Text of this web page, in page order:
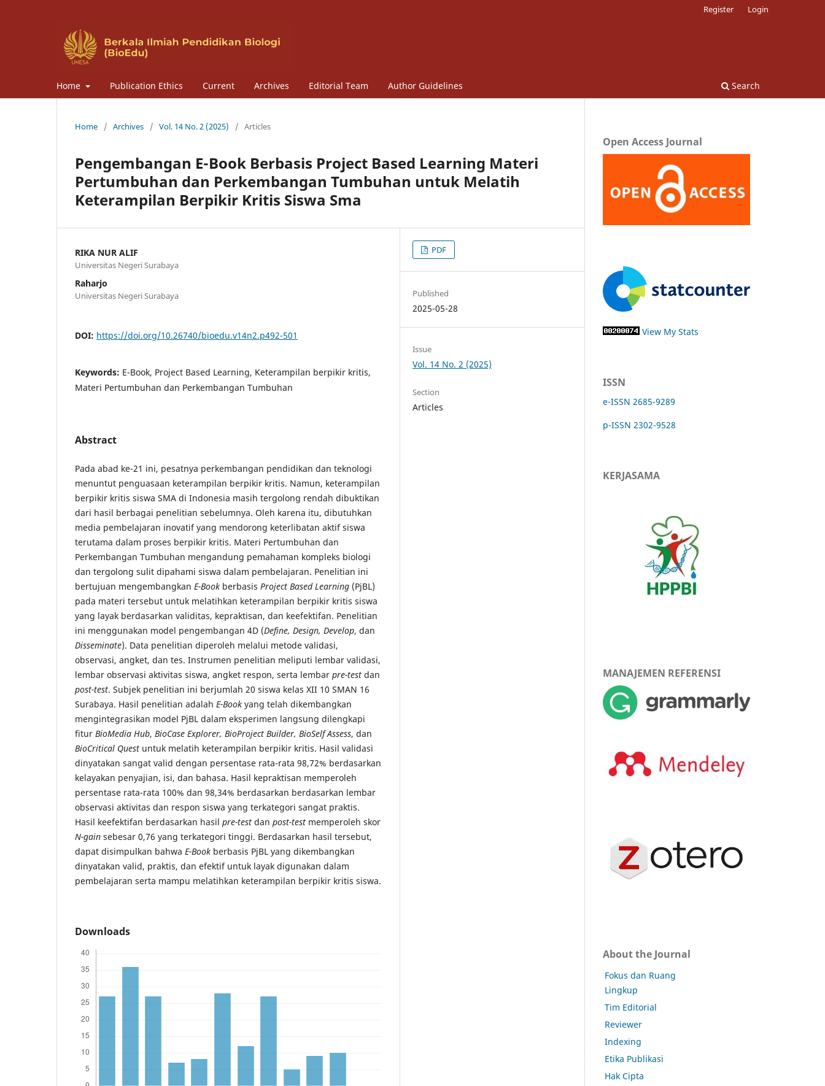
Home Publication Ethics Current Archives Editorial Team Author Guidelines Search
Register Login
Home / Archives / Vol. 14 No. 2 (2025) / Articles
Pengembangan E-Book Berbasis Project Based Learning Materi
Pertumbuhan dan Perkembangan Tumbuhan untuk Melatih
Keterampilan Berpikir Kritis Siswa Sma
RIKA NUR ALIF
Universitas Negeri Surabaya
Raharjo
Universitas Negeri Surabaya
DOI: https://doi.org/10.26740/bioedu.v14n2.p492-501
Keywords: E-Book, Project Based Learning, Keterampilan berpikir kritis,
Materi Pertumbuhan dan Perkembangan Tumbuhan
Abstract
Pada abad ke-21 ini, pesatnya perkembangan pendidikan dan teknologi
menuntut penguasaan keterampilan berpikir kritis. Namun, keterampilan
berpikir kritis siswa SMA di Indonesia masih tergolong rendah dibuktikan
dari hasil berbagai penelitian sebelumnya. Oleh karena itu, dibutuhkan
media pembelajaran inovatif yang mendorong keterlibatan aktif siswa
terutama dalam proses berpikir kritis. Materi Pertumbuhan dan
Perkembangan Tumbuhan mengandung pemahaman kompleks biologi
dan tergolong sulit dipahami siswa dalam pembelajaran. Penelitian ini
bertujuan mengembangkan E-Book berbasis Project Based Learning (PjBL)
pada materi tersebut untuk melatihkan keterampilan berpikir kritis siswa
yang layak berdasarkan validitas, kepraktisan, dan keefektifan. Penelitian
ini menggunakan model pengembangan 4D (Define, Design, Develop, dan
Disseminate). Data penelitian diperoleh melalui metode validasi,
observasi, angket, dan tes. Instrumen penelitian meliputi lembar validasi,
lembar observasi aktivitas siswa, angket respon, serta lembar pre-test dan
post-test. Subjek penelitian ini berjumlah 20 siswa kelas XII 10 SMAN 16
Surabaya. Hasil penelitian adalah E-Book yang telah dikembangkan
mengintegrasikan model PjBL dalam eksperimen langsung dilengkapi
fitur BioMedia Hub, BioCase Explorer, BioProject Builder, BioSelf Assess, dan
BioCritical Quest untuk melatih keterampilan berpikir kritis. Hasil validasi
dinyatakan sangat valid dengan persentase rata-rata 98,72% berdasarkan
kelayakan penyajian, isi, dan bahasa. Hasil kepraktisan memperoleh
persentase rata-rata 100% dan 98,34% berdasarkan berdasarkan lembar
observasi aktivitas dan respon siswa yang terkategori sangat praktis.
Hasil keefektifan berdasarkan hasil pre-test dan post-test memperoleh skor
N-gain sebesar 0,76 yang terkategori tinggi. Berdasarkan hasil tersebut,
dapat disimpulkan bahwa E-Book berbasis PjBL yang dikembangkan
dinyatakan valid, praktis, dan efektif untuk layak digunakan dalam
pembelajaran serta mampu melatihkan keterampilan berpikir kritis siswa.
Downloads
PDF
Published
2025-05-28
Issue
Vol. 14 No. 2 (2025)
Section
Articles
Open Access Journal
View My Stats
ISSN
e-ISSN 2685-9289
p-ISSN 2302-9528
KERJASAMA
MANAJEMEN REFERENSI
About the Journal
Fokus dan Ruang
Lingkup
Tim Editorial
Reviewer
Indexing
Etika Publikasi
Hak Cipta